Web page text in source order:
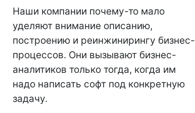
Наши компании почему-то мало
уделяют внимание описанию,
построению и реинжинирингу бизнес-
процессов. Они вызывают бизнес-
аналитиков только тогда, когда им
надо написать софт под конкретную
задачу.